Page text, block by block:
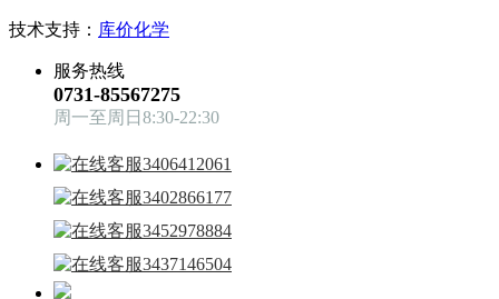
技术支持： 库价化学
服务热线
0731-85567275
周一至周日8:30-22:30
3406412061
3402866177
3452978884
3437146504